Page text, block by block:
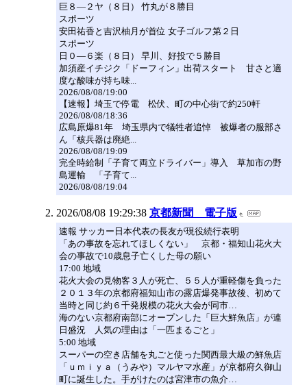
巨８―２ヤ（８日） 竹丸が８勝目
スポーツ
安田祐香と吉沢柚月が首位 女子ゴルフ第２日
スポーツ
日０―６楽（８日） 早川、好投で５勝目
加須産イチジク「ドーフィン」出荷スタート 甘さと適
度な酸味が持ち味...
2026/08/08/19:00
【速報】埼玉で停電 松伏、町の中心街で約250軒
2026/08/08/18:36
広島原爆81年 埼玉県内で犠牲者追悼 被爆者の服部さ
ん「核兵器は廃絶...
2026/08/08/19:09
完全時給制「子育て両立ドライバー」導入 草加市の野
島運輸 「子育て...
2026/08/08/19:04
2026/08/08 19:29:38 京都新聞 電子版
速報 サッカー日本代表の長友が現役続行表明
「あの事故を忘れてほしくない」 京都・福知山花火大
会の事故で10歳息子亡くした母の願い
17:00 地域
花火大会の見物客３人が死亡、５５人が重軽傷を負った
２０１３年の京都府福知山市の露店爆発事故後、初めて
当時と同じ約６千発規模の花火大会が同市…
海のない京都府南部にオープンした「巨大鮮魚店」が連
日盛況 人気の理由は「一匹まるごと」
5:00 地域
スーパーの空き店舗を丸ごと使った関西最大級の鮮魚店
「ｕｍｉｙａ（うみや）マルヤマ水産」が京都府久御山
町に誕生した。手がけたのは宮津市の魚介…